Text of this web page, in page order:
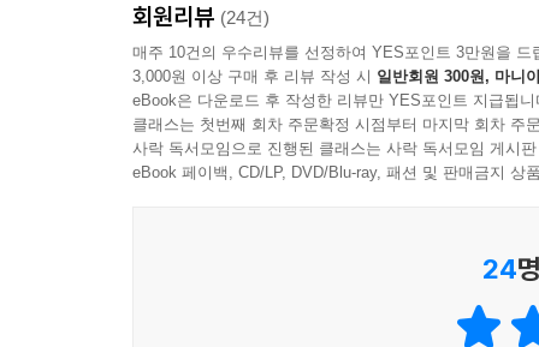
읽고 또 읽는다.
드래곤 시티에서 그토록 꿈꾸던 아이돌 연습생
하나같이 능력이 엄청나다. 춤과 노래는 연습생치
아니다. 수백 페이지의 책을 10분도 채 걸리지 않
한다. 일류 기획사라서 뛰어난 인재들이 모였다
회원리뷰 (24건)
매주 10건의 우수리뷰를 선정하여 YES포인트 3만원을 드
3,000원 이상 구매 후 리뷰 작성 시 일반회원 300원, 마니
eBook은 다운로드 후 작성한 리뷰만 YES포인트 지급됩니
클래스는 첫번째 회차 주문확정 시점부터 마지막 회차 주
사락 독서모임으로 진행된 클래스는 사락 독서모임 게시
eBook 페이백, CD/LP, DVD/Blu-ray, 패션 및 판매금지 상
24